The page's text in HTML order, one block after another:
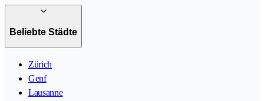
Beliebte Städte
Zürich
Genf
Lausanne